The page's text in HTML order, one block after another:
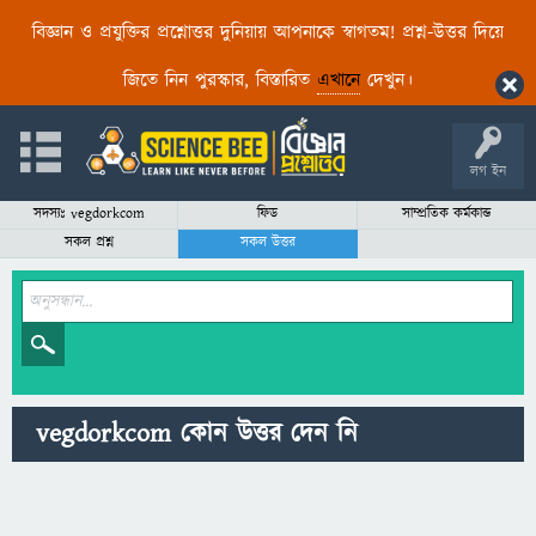
বিজ্ঞান ও প্রযুক্তির প্রশ্নোত্তর দুনিয়ায় আপনাকে স্বাগতম! প্রশ্ন-উত্তর দিয়ে
জিতে নিন পুরস্কার, বিস্তারিত এখানেদেখুন।
লগ ইন
সদস্যঃ vegdorkcom ফিড
সাম্প্রতিক কর্মকান্ড
সকল প্রশ্ন
সকল উত্তর
vegdorkcom কোন উত্তর দেন নি